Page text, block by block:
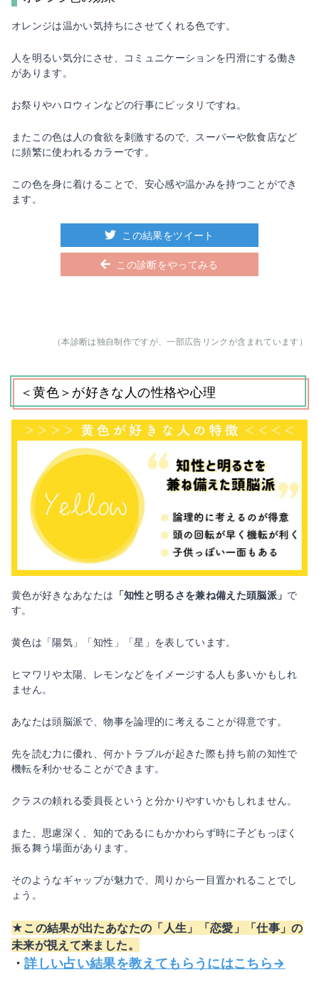
オレンジは温かい気持ちにさせてくれる色です。
人を明るい気分にさせ、コミュニケーションを円滑にする働き
があります。
お祭りやハロウィンなどの行事にピッタリですね。
またこの色は人の食欲を刺激するので、スーパーや飲食店など
に頻繁に使われるカラーです。
この色を身に着けることで、安心感や温かみを持つことができ
ます。
この結果をツイート
この診断をやってみる
（本診断は独自制作ですが、一部広告リンクが含まれています）
＜黄色＞が好きな人の性格や心理
黄色が好きなあなたは 「知性と明るさを兼ね備えた頭脳派」 で
す。
黄色は「陽気」「知性」「星」を表しています。
ヒマワリや太陽、レモンなどをイメージする人も多いかもしれ
ません。
あなたは頭脳派で、物事を論理的に考えることが得意です。
先を読む力に優れ、何かトラブルが起きた際も持ち前の知性で
機転を利かせることができます。
クラスの頼れる委員長というと分かりやすいかもしれません。
また、思慮深く、知的であるにもかかわらず時に子どもっぽく
振る舞う場面があります。
そのようなギャップが魅力で、周りから一目置かれることでし
ょう。
★この結果が出たあなたの「人生」「恋愛」「仕事」の
未来が視えて来ました。
・詳しい占い結果を教えてもらうにはこちら→